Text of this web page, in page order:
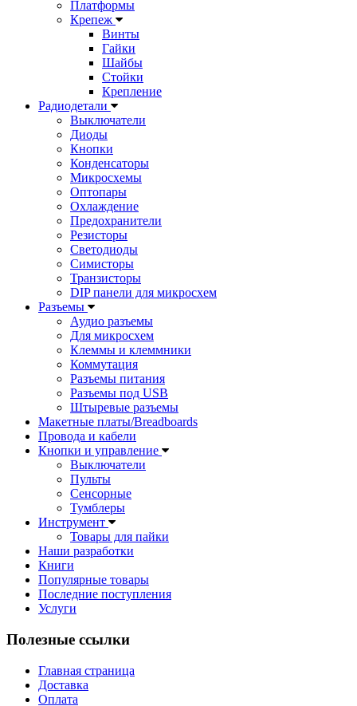
Платформы
Крепеж
Винты
Гайки
Шайбы
Стойки
Крепление
Радиодетали
Выключатели
Диоды
Кнопки
Конденсаторы
Микросхемы
Оптопары
Охлаждение
Предохранители
Резисторы
Светодиоды
Симисторы
Транзисторы
DIP панели для микросхем
Разъемы
Аудио разъемы
Для микросхем
Клеммы и клеммники
Коммутация
Разъемы питания
Разъемы под USB
Штыревые разъемы
Макетные платы/Breadboards
Провода и кабели
Кнопки и управление
Выключатели
Пульты
Сенсорные
Тумблеры
Инструмент
Товары для пайки
Наши разработки
Книги
Популярные товары
Последние поступления
Услуги
Полезные ссылки
Главная страница
Доставка
Оплата